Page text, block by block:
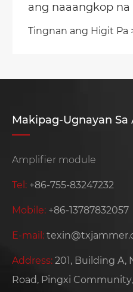
ang naaangkop na
Tingnan ang Higit Pa
Makipag-Ugnayan Sa
Amplifier module
Tel: +86-755-83247232
Mobile: +86-13787832057
E-mail:
Address: 201, Building A,
Road, Pingxi